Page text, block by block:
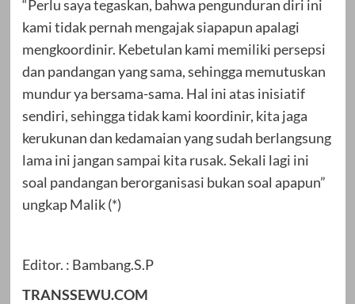
“Perlu saya tegaskan, bahwa pengunduran diri ini
kami tidak pernah mengajak siapapun apalagi
mengkoordinir. Kebetulan kami memiliki persepsi
dan pandangan yang sama, sehingga memutuskan
mundur ya bersama-sama. Hal ini atas inisiatif
sendiri, sehingga tidak kami koordinir, kita jaga
kerukunan dan kedamaian yang sudah berlangsung
lama ini jangan sampai kita rusak. Sekali lagi ini
soal pandangan berorganisasi bukan soal apapun”
ungkap Malik (*)
Editor. : Bambang.S.P
TRANSSEWU.COM